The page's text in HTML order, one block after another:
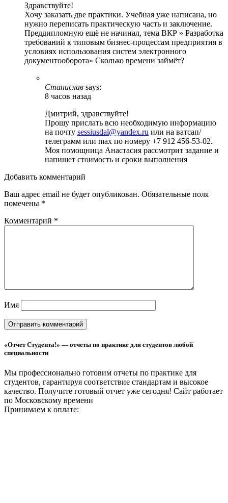
Здравствуйте!
Хочу заказать две практики. Учебная уже написана, но
нужно переписать практическую часть и заключение.
Преддипломную ещё не начинал, тема ВКР » Разработка
требований к типовым бизнес-процессам предприятия в
условиях использования систем электронного
документооборота» Сколько времени займёт?
Станислав says:
8 часов назад
Дмитрий, здравствуйте!
Прошу прислать всю необходимую информацию
на почту sessiusdal@yandex.ru или на ватсап/
телеграмм или max по номеру +7 912 456-53-02.
Моя помощница Анастасия рассмотрит задание и
напишет стоимость и сроки выполнения
Добавить комментарий
Ваш адрес email не будет опубликован. Обязательные поля
помечены *
Комментарий *
Имя
«Отчет Студента!» — отчеты по практике для студентов любой
специальности
Мы профессионально готовим отчеты по практике для
студентов, гарантируя соответствие стандартам и высокое
качество. Получите готовый отчет уже сегодня! Сайт работает
по Московскому времени
Принимаем к оплате: